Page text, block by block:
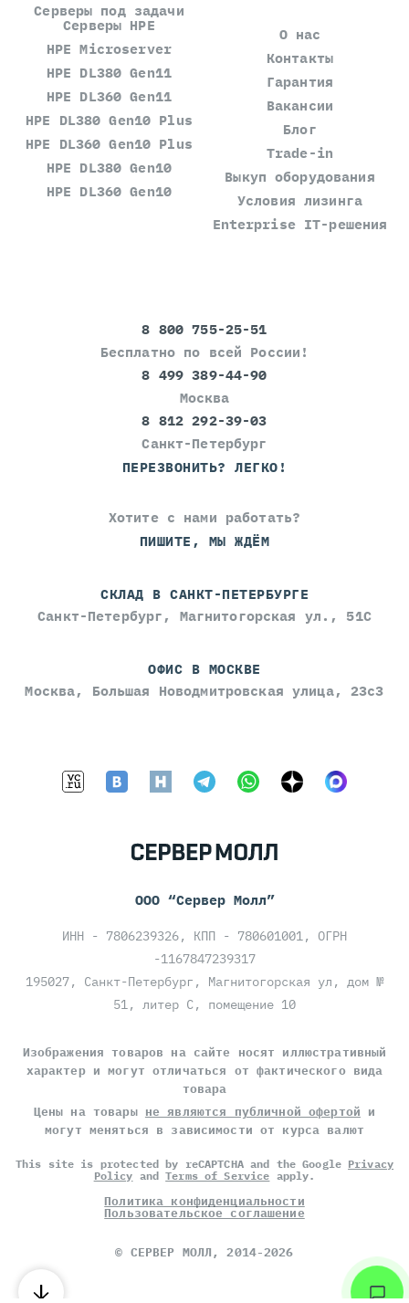
Серверы под задачи
Серверы HPE
HPE Microserver
HPE DL380 Gen11
HPE DL360 Gen11
HPE DL380 Gen10 Plus
HPE DL360 Gen10 Plus
HPE DL380 Gen10
HPE DL360 Gen10
О нас
Контакты
Гарантия
Вакансии
Блог
Trade-in
Выкуп оборудования
Условия лизинга
Enterprise IT-решения
8 800 755-25-51
Бесплатно по всей России!
8 499 389-44-90
Москва
8 812 292-39-03
Санкт-Петербург
ПЕРЕЗВОНИТЬ? ЛЕГКО!
Хотите с нами работать?
ПИШИТЕ, МЫ ЖДЁМ
СКЛАД В САНКТ-ПЕТЕРБУРГЕ
Санкт-Петербург, Магнитогорская ул., 51С
ОФИС В МОСКВЕ
Москва, Большая Новодмитровская улица, 23с3
ООО “Сервер Молл”
ИНН - 7806239326, КПП - 780601001, ОГРН
-1167847239317
195027, Санкт-Петербург, Магнитогорская ул, дом №
51, литер С, помещение 10
Изображения товаров на сайте носят иллюстративный
характер и могут отличаться от фактического вида
товара
Цены на товары не являются публичной офертой и
могут меняться в зависимости от курса валют
This site is protected by reCAPTCHA and the Google Privacy
Policy andTerms of Service apply.
Политика конфиденциальности
Пользовательское соглашение
© СЕРВЕР МОЛЛ, 2014-2026